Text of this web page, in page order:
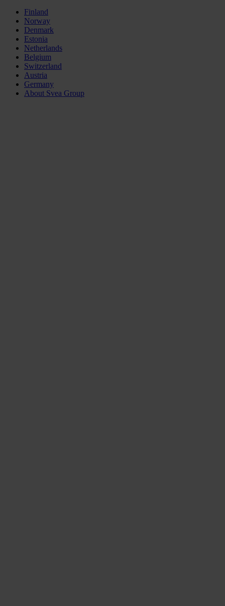
Finland
Norway
Denmark
Estonia
Netherlands
Belgium
Switzerland
Austria
Germany
About Svea Group